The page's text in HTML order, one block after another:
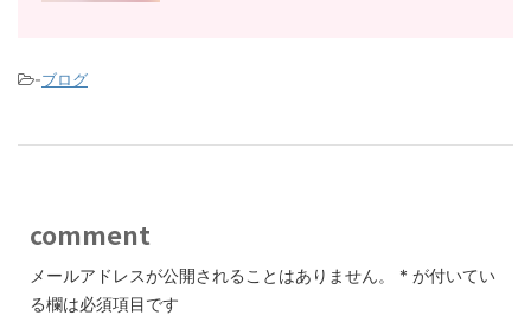
-ブログ
comment
メールアドレスが公開されることはありません。 * が付いてい
る欄は必須項目です